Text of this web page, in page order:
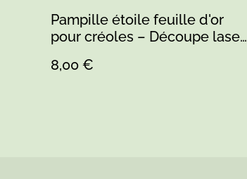
Pampille étoile feuille d'or
pour créoles – Découpe laser,
Fait main en Sarthe
8,00 €